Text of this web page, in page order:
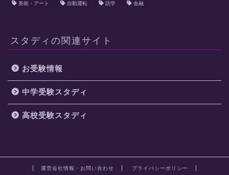
美術・アート 自動運転 語学 金融
スタディの関連サイト
お受験情報
中学受験スタディ
高校受験スタディ
運営会社情報・お問い合わせ プライバシーポリシー